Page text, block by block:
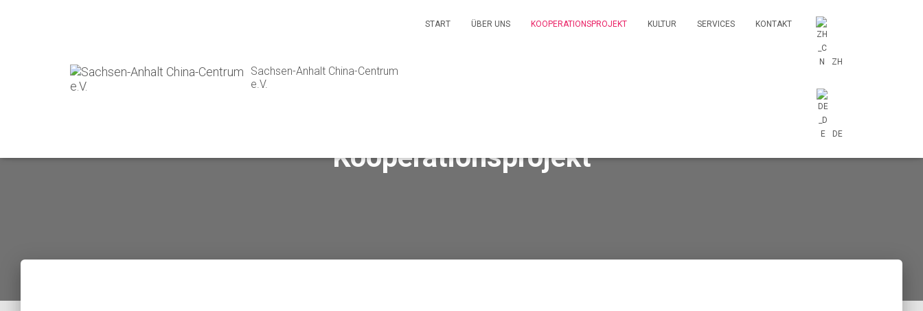
Sachsen-Anhalt China-Centrum
e.V.
START ÜBER UNS KOOPERATIONSPROJEKT KULTUR SERVICES KONTAKT
ZH
DE
Kooperationsprojekt